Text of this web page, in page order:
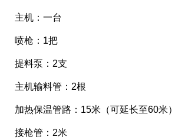
主机：一台
喷枪：1把
提料泵：2支
主机输料管：2根
加热保温管路：15米（可延长至60米）
接枪管：2米